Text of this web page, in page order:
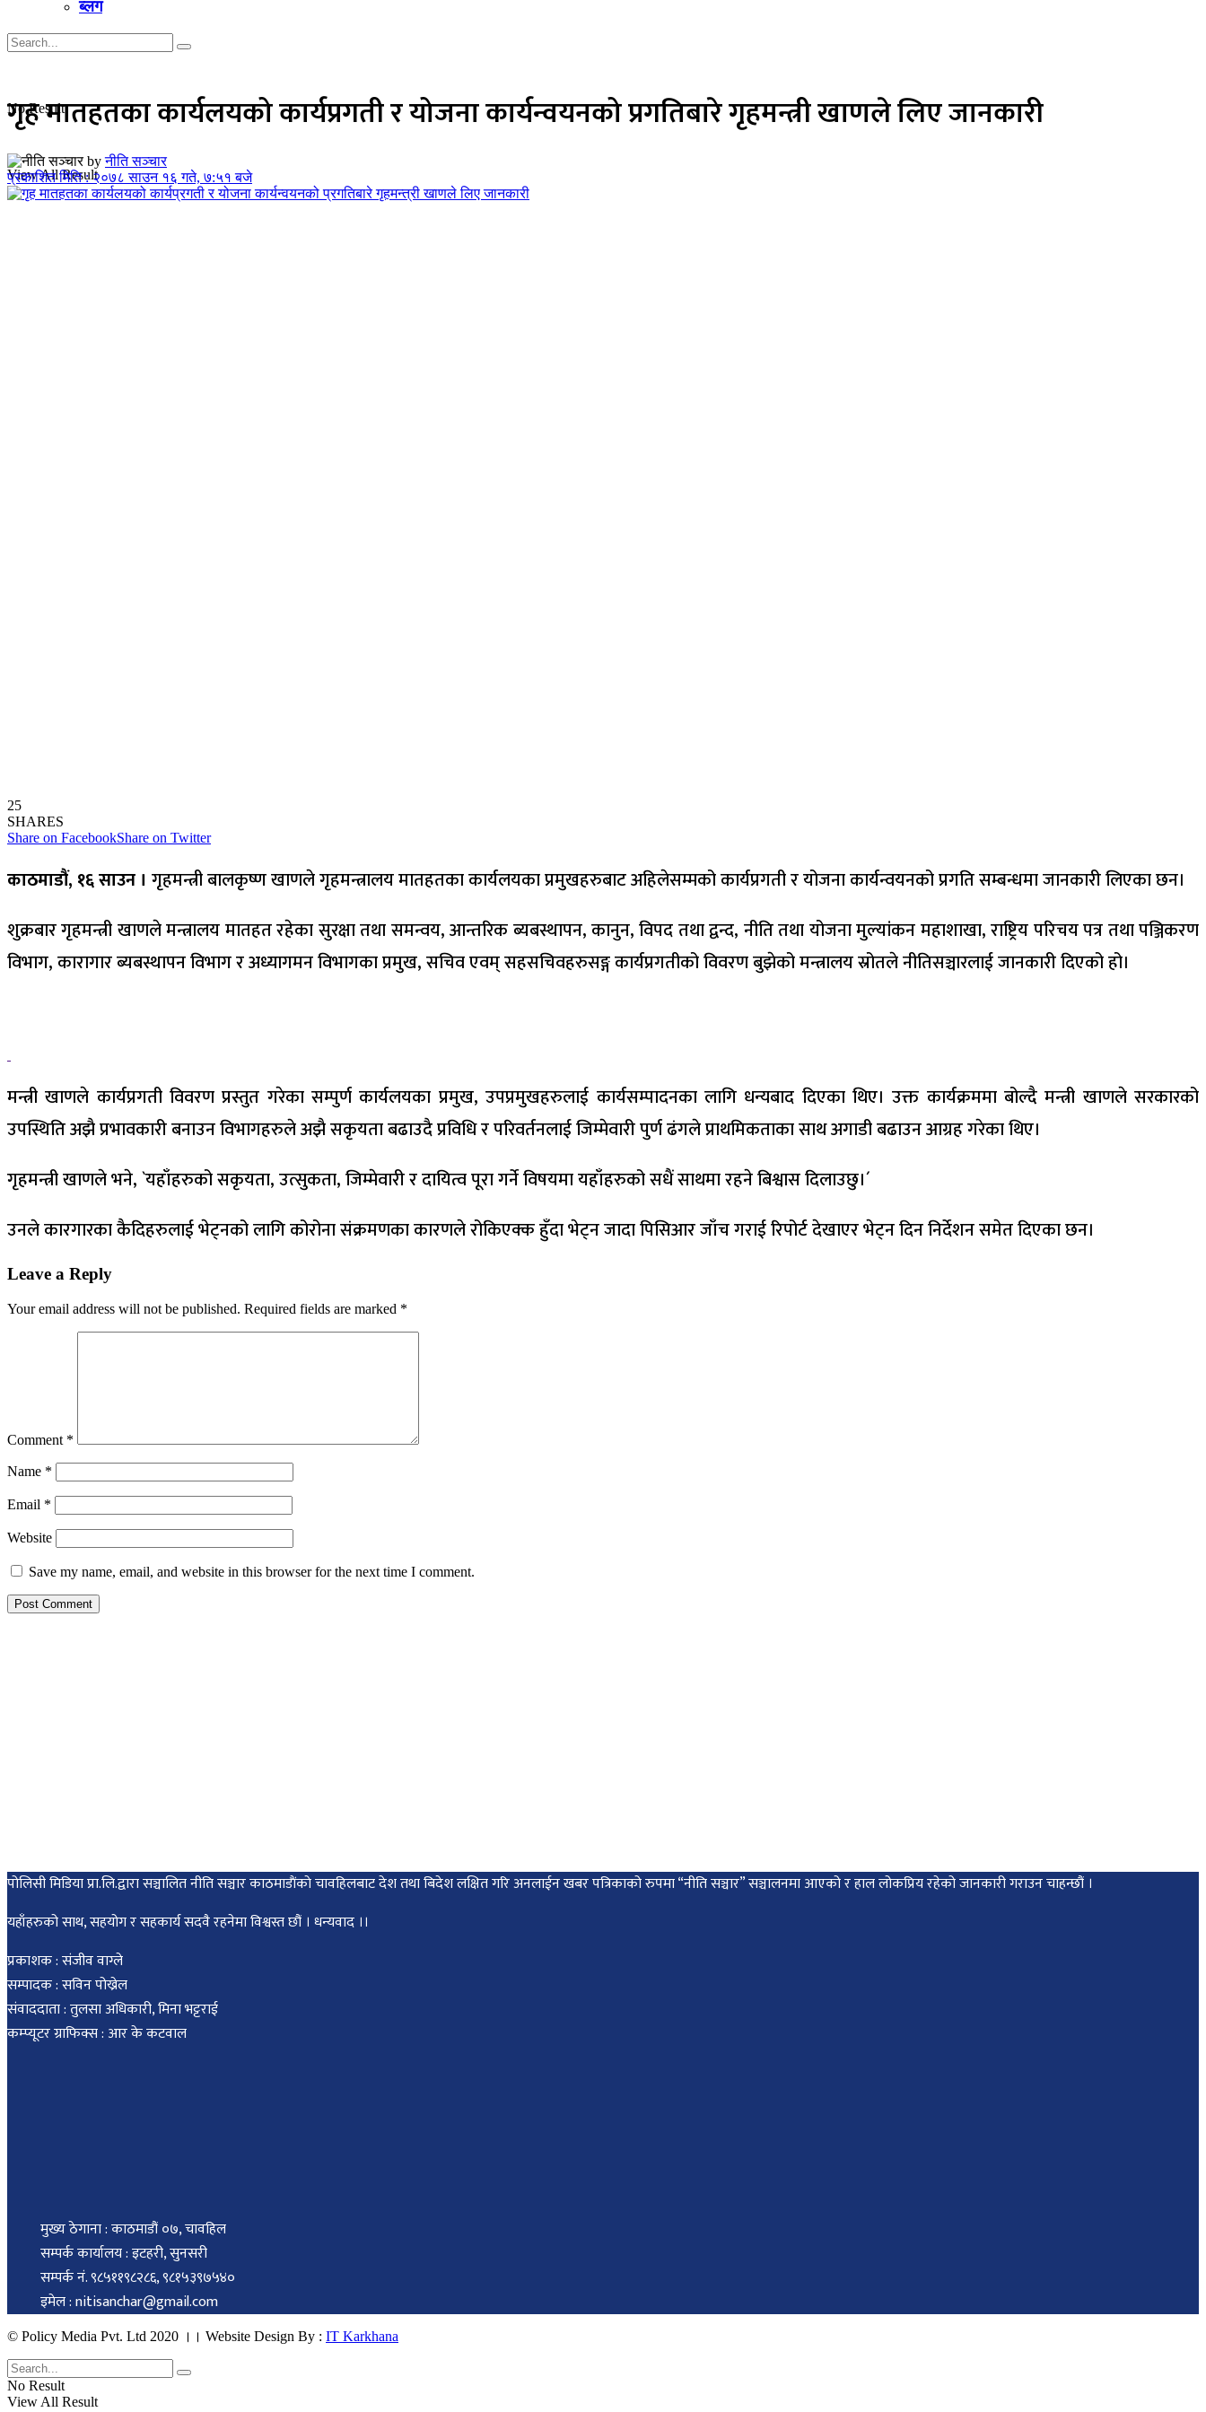
ब्लग
No Result
View All Result
गृह मातहतका कार्यलयको कार्यप्रगती र योजना कार्यन्वयनको प्रगतिबारे गृहमन्त्री खाणले लिए जानकारी
by नीति सञ्चार
प्रकाशित मिति : २०७८ साउन १६ गते, ७:५१ बजे
25
SHARES
Share on FacebookShare on Twitter
काठमाडौं, १६ साउन । गृहमन्त्री बालकृष्ण खाणले गृहमन्त्रालय मातहतका कार्यलयका प्रमुखहरुबाट अहिलेसम्मको कार्यप्रगती र योजना कार्यन्वयनको प्रगति सम्बन्धमा जानकारी लिएका छन।
शुक्रबार गृहमन्त्री खाणले मन्त्रालय मातहत रहेका सुरक्षा तथा समन्वय, आन्तरिक ब्यबस्थापन, कानुन, विपद तथा द्वन्द, नीति तथा योजना मुल्यांकन महाशाखा, राष्ट्रिय परिचय पत्र तथा पञ्जिकरण
विभाग, कारागार ब्यबस्थापन विभाग र अध्यागमन विभागका प्रमुख, सचिव एवम् सहसचिवहरुसङ्ग कार्यप्रगतीको विवरण बुझेको मन्त्रालय स्रोतले नीतिसञ्चारलाई जानकारी दिएको हो।
मन्त्री खाणले कार्यप्रगती विवरण प्रस्तुत गरेका सम्पुर्ण कार्यलयका प्रमुख, उपप्रमुखहरुलाई कार्यसम्पादनका लागि धन्यबाद दिएका थिए। उक्त कार्यक्रममा बोल्दै मन्त्री खाणले सरकारको
उपस्थिति अझै प्रभावकारी बनाउन विभागहरुले अझै सकृयता बढाउदै प्रविधि र परिवर्तनलाई जिम्मेवारी पुर्ण ढंगले प्राथमिकताका साथ अगाडी बढाउन आग्रह गरेका थिए।
गृहमन्त्री खाणले भने, `यहाँहरुको सकृयता, उत्सुकता, जिम्मेवारी र दायित्व पूरा गर्ने विषयमा यहाँहरुको सधैं साथमा रहने बिश्वास दिलाउछु।´
उनले कारगारका कैदिहरुलाई भेट्नको लागि कोरोना संक्रमणका कारणले रोकिएक्क हुँदा भेट्न जादा पिसिआर जाँच गराई रिपोर्ट देखाएर भेट्न दिन निर्देशन समेत दिएका छन।
Leave a Reply
Your email address will not be published. Required fields are marked *
Comment *
Name *
Email *
Website
Save my name, email, and website in this browser for the next time I comment.
पोलिसी मिडिया प्रा.लि.द्वारा सञ्चालित नीति सञ्चार काठमाडाैंकाे चावहिलबाट देश तथा बिदेश लक्षित गरि अनलाईन खबर पत्रिकाको रुपमा “नीति सञ्चार” सञ्चालनमा आएको र हाल लोकप्रिय रहेको जानकारी गराउन चाहन्छौं ।
यहाँहरुको साथ, सहयोग र सहकार्य सदवै रहनेमा विश्वस्त छौं । धन्यवाद ।।
प्रकाशक : संजीव वाग्ले
सम्पादक : सविन पोख्रेल
संवाददाता : तुलसा अधिकारी, मिना भट्टराई
कम्प्यूटर ग्राफिक्स : आर के कटवाल
मुख्य ठेगाना : काठमाडौं ०७, चावहिल
सम्पर्क कार्यालय : इटहरी, सुनसरी
सम्पर्क नं. ९८५११९८२८६, ९८१५३९७५४०
इमेल : nitisanchar@gmail.com
© Policy Media Pvt. Ltd 2020 ।। Website Design By : IT Karkhana
No Result
View All Result